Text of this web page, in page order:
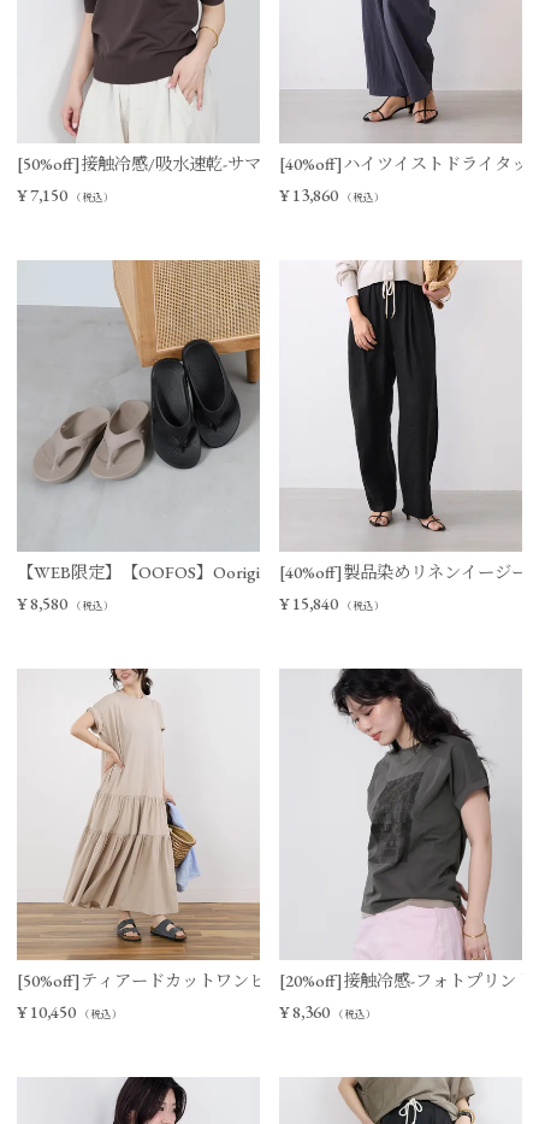
[50%off]接触冷感/吸水速乾-サマーポロニット
¥7,150 （税込）
[40%off]ハイツイストドライタッ
¥ 13,860 （税込）
【WEB限定】【OOFOS】Ooriginal リカバリーサンダル
¥8,580 （税込）
[40%off]製品染めリネンイージー
¥ 15,840 （税込）
[50%off]ティアードカットワンピース
¥ 10,450 （税込）
[20%off]接触冷感-フォトプリント
¥8,360 （税込）